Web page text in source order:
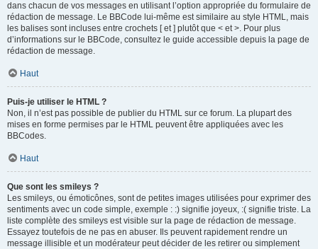
dans chacun de vos messages en utilisant l’option appropriée du formulaire de
rédaction de message. Le BBCode lui-même est similaire au style HTML, mais
les balises sont incluses entre crochets [ et ] plutôt que < et >. Pour plus
d’informations sur le BBCode, consultez le guide accessible depuis la page de
rédaction de message.
Haut
Puis-je utiliser le HTML ?
Non, il n’est pas possible de publier du HTML sur ce forum. La plupart des
mises en forme permises par le HTML peuvent être appliquées avec les
BBCodes.
Haut
Que sont les smileys ?
Les smileys, ou émoticônes, sont de petites images utilisées pour exprimer des
sentiments avec un code simple, exemple : :) signifie joyeux, :( signifie triste. La
liste complète des smileys est visible sur la page de rédaction de message.
Essayez toutefois de ne pas en abuser. Ils peuvent rapidement rendre un
message illisible et un modérateur peut décider de les retirer ou simplement